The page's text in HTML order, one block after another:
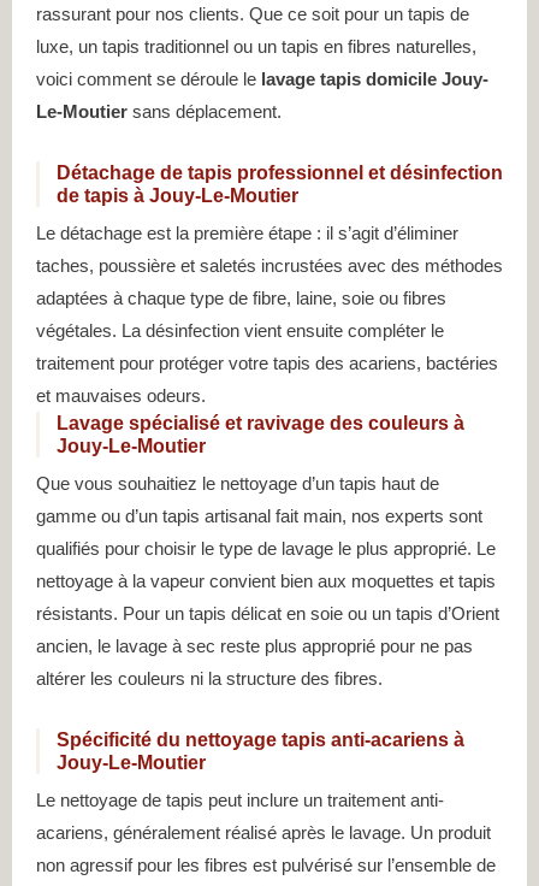
rassurant pour nos clients. Que ce soit pour un tapis de
luxe, un tapis traditionnel ou un tapis en fibres naturelles,
voici comment se déroule le lavage tapis domicile Jouy-
Le-Moutier sans déplacement.
Détachage de tapis professionnel et désinfection
de tapis à Jouy-Le-Moutier
Le détachage est la première étape : il s’agit d’éliminer
taches, poussière et saletés incrustées avec des méthodes
adaptées à chaque type de fibre, laine, soie ou fibres
végétales. La désinfection vient ensuite compléter le
traitement pour protéger votre tapis des acariens, bactéries
et mauvaises odeurs.
Lavage spécialisé et ravivage des couleurs à
Jouy-Le-Moutier
Que vous souhaitiez le nettoyage d’un tapis haut de
gamme ou d’un tapis artisanal fait main, nos experts sont
qualifiés pour choisir le type de lavage le plus approprié. Le
nettoyage à la vapeur convient bien aux moquettes et tapis
résistants. Pour un tapis délicat en soie ou un tapis d’Orient
ancien, le lavage à sec reste plus approprié pour ne pas
altérer les couleurs ni la structure des fibres.
Spécificité du nettoyage tapis anti-acariens à
Jouy-Le-Moutier
Le nettoyage de tapis peut inclure un traitement anti-
acariens, généralement réalisé après le lavage. Un produit
non agressif pour les fibres est pulvérisé sur l’ensemble de